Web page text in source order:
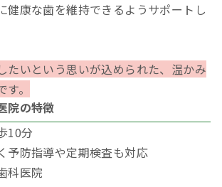
健康な歯を維持できるようサポートし
たいという思いが込められた、温かみ
。
院の特徴
10分
予防指導や定期検査も対応
科医院